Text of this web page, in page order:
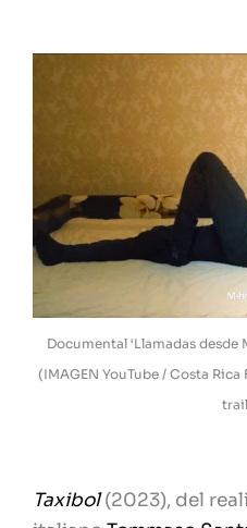
Documental ‘Llamadas desde
(IMAGEN YouTube / Costa
Taxibol(2023), del